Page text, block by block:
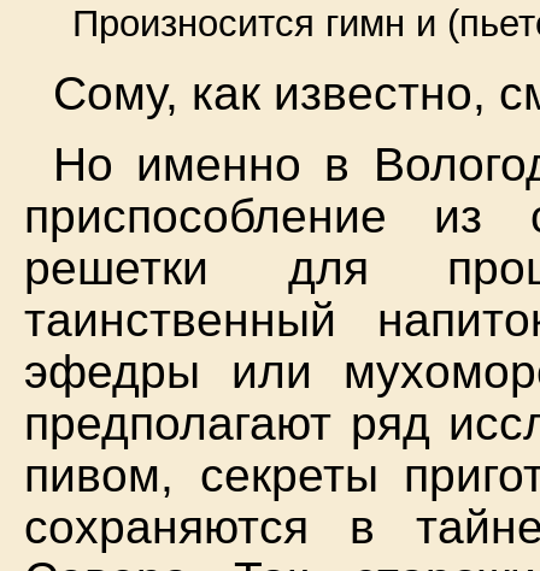
Произносится гимн и
Сому, как известно,
Но именно в
приспособление
решетки для
таинственный
эфедры или
предполагают ряд
пивом, секреты
сохраняются в